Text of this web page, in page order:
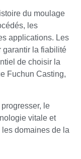
du moulage
les
applications. Les
garantir la fiabilité
de choisir la
Fuchun Casting,
le
vitale et
domaines de la